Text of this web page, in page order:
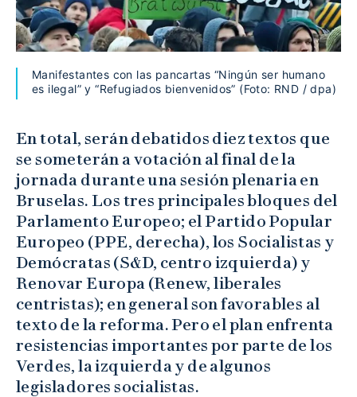
Manifestantes con las pancartas “Ningún ser humano
es ilegal” y “Refugiados bienvenidos” (Foto: RND / dpa)
En total, serán debatidos diez textos que
se someterán a votación al final de la
jornada durante una sesión plenaria en
Bruselas. Los tres principales bloques del
Parlamento Europeo; el Partido Popular
Europeo (PPE, derecha), los Socialistas y
Demócratas (S&D, centro izquierda) y
Renovar Europa (Renew, liberales
centristas); en general son favorables al
texto de la reforma. Pero el plan enfrenta
resistencias importantes por parte de los
Verdes, la izquierda y de algunos
legisladores socialistas.